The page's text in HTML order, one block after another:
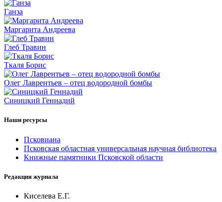
Ганза
Маргарита Андреева
Глеб Травин
Ткаля Борис
Олег Лаврентьев – отец водородной бомбы
Синицкий Геннадий
Наши ресурсы
Псковиана
Псковская областная универсальная научная библиотека
Книжные памятники Псковской области
Редакция журнала
Киселева Е.Г.